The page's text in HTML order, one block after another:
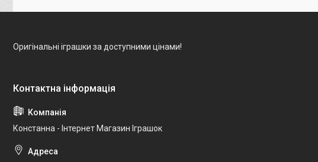
Оригінальні іграшки за доступними цінами!
Констанна - Інтернет Магазин Іграшок